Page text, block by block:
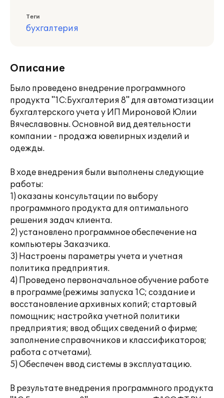
Теги
бухгалтерия
Описание
Было проведено внедрение программного
продукта "1С:Бухгалтерия 8" для автоматизации
бухгалтерского учета у ИП Мироновой Юлии
Вячеславовны. Основной вид деятельности
компании - продажа ювелирных изделий и
одежды.
В ходе внедрения были выполнены следующие
работы:
1) оказаны консультации по выбору
программного продукта для оптимального
решения задач клиента.
2) установлено программное обеспечение на
компьютеры Заказчика.
3) Настроены параметры учета и учетная
политика предприятия.
4) Проведено первоначальное обучение работе
в программе (режимы запуска 1С; создание и
восстановление архивных копий; стартовый
помощник; настройка учетной политики
предприятия; ввод общих сведений о фирме;
заполнение справочников и классификаторов;
работа с отчетами).
5) Обеспечен ввод системы в эксплуатацию.
В результате внедрения программного продукта